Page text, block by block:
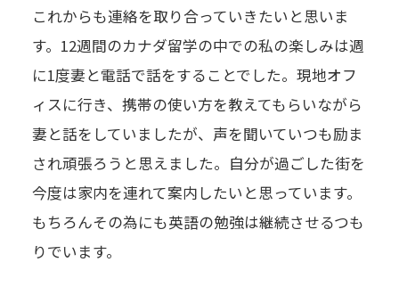
これからも連絡を取り合っていきたいと思いま
す。12週間のカナダ留学の中での私の楽しみは週
に1度妻と電話で話をすることでした。現地オフ
ィスに行き、携帯の使い方を教えてもらいながら
妻と話をしていましたが、声を聞いていつも励ま
され頑張ろうと思えました。自分が過ごした街を
今度は家内を連れて案内したいと思っています。
もちろんその為にも英語の勉強は継続させるつも
りでいます。